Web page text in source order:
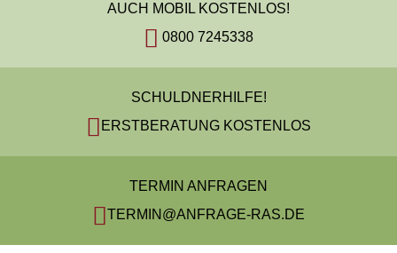
AUCH MOBIL KOSTENLOS!
0800 7245338
SCHULDNERHILFE!
ERSTBERATUNG KOSTENLOS
TERMIN ANFRAGEN
TERMIN@ANFRAGE-RAS.DE